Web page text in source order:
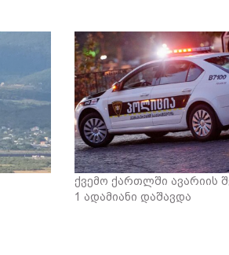
ქვემო ქართლში ავარიის
1 ადამიანი დაშავდა